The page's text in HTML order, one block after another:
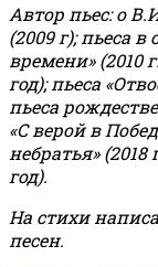
Автор пьес: о
(2009 г); пьеса
времени» (2010
год); пьеса
пьеса
«С верой в
небратья»
год).
На стихи
песен.